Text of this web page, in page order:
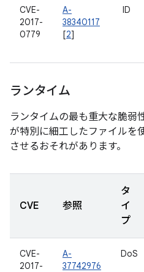
CVE-
2017-
0779
A-
38340117
[2]
ID
ランタイム
ランタイムの最も重大な脆弱
が特別に細工したファイルを
させるおそれがあります。
CVE 参照
タ
イ
プ
CVE-
2017-
A-
37742976
DoS